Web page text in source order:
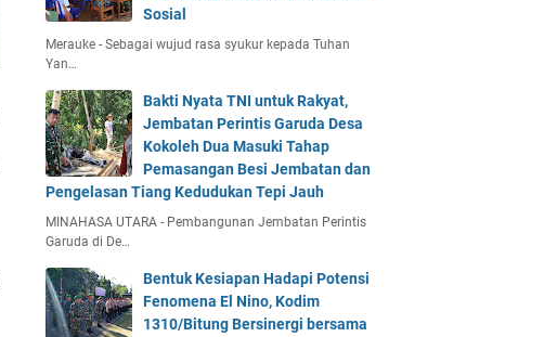
Sosial
Merauke - Sebagai wujud rasa syukur kepada Tuhan
Yan…
Bakti Nyata TNI untuk Rakyat,
Jembatan Perintis Garuda Desa
Kokoleh Dua Masuki Tahap
Pemasangan Besi Jembatan dan
Pengelasan Tiang Kedudukan Tepi Jauh
MINAHASA UTARA - Pembangunan Jembatan Perintis
Garuda di De…
Bentuk Kesiapan Hadapi Potensi
Fenomena El Nino, Kodim
1310/Bitung Bersinergi bersama